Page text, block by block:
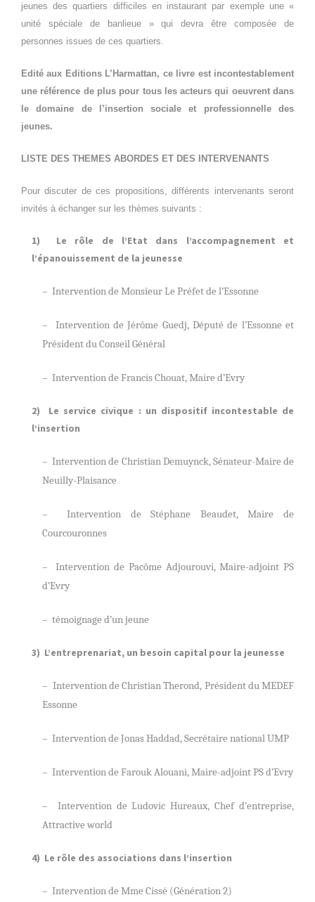
jeunes des quartiers difficiles en instaurant par exemple une «
unité spéciale de banlieue » qui devra être composée de
personnes issues de ces quartiers.
Edité aux Editions L’Harmattan, ce livre est incontestablement
une référence de plus pour tous les acteurs qui oeuvrent dans
le domaine de l’insertion sociale et professionnelle des
jeunes.
LISTE DES THEMES ABORDES ET DES INTERVENANTS
Pour discuter de ces propositions, différents intervenants seront
invités à échanger sur les thèmes suivants :
1) Le rôle de l’Etat dans l’accompagnement et
l’épanouissement de la jeunesse
– Intervention de Monsieur Le Préfet de l’Essonne
– Intervention de Jérôme Guedj, Député de l’Essonne et
Président du Conseil Général
– Intervention de Francis Chouat, Maire d’Evry
2) Le service civique : un dispositif incontestable de
l’insertion
– Intervention de Christian Demuynck, Sénateur-Maire de
Neuilly-Plaisance
– Intervention de Stéphane Beaudet, Maire de
Courcouronnes
– Intervention de Pacôme Adjourouvi, Maire-adjoint PS
d’Evry
– témoignage d’un jeune
3) L’entreprenariat, un besoin capital pour la jeunesse
– Intervention de Christian Therond, Président du MEDEF
Essonne
– Intervention de Jonas Haddad, Secrétaire national UMP
– Intervention de Farouk Alouani, Maire-adjoint PS d’Evry
– Intervention de Ludovic Hureaux, Chef d’entreprise,
Attractive world
4) Le rôle des associations dans l’insertion
– Intervention de Mme Cissé (Génération 2)